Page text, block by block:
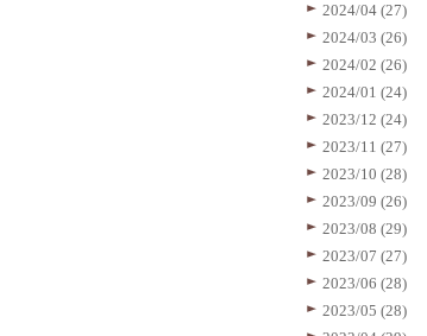
2024/04 (27)
2024/03 (26)
2024/02 (26)
2024/01 (24)
2023/12 (24)
2023/11 (27)
2023/10 (28)
2023/09 (26)
2023/08 (29)
2023/07 (27)
2023/06 (28)
2023/05 (28)